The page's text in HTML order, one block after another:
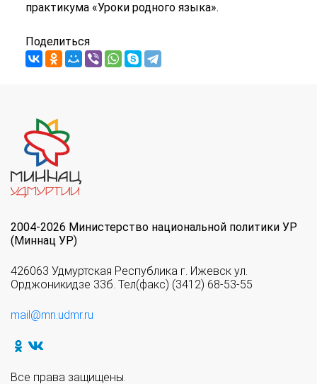
практикума «Уроки родного языка».
Поделиться
2004-2026 Министерство национальной политики УР
(Миннац УР)
426063 Удмуртская Республика г. Ижевск ул.
Орджоникидзе 33б. Тел(факс) (3412) 68-53-55
mail@mn.udmr.ru
Все права защищены.